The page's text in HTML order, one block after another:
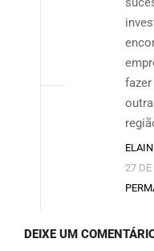
27 DE
DEIXE UM